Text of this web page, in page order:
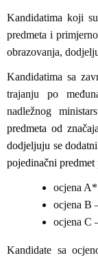
Kandidatima koji
predmeta i
obrazovanja,
Kandidatima sa
trajanju po
nadležnog
predmeta od
dodjeljuju se
pojedinačni predmet
ocjena
ocjena B
ocjena C
Kandidate sa